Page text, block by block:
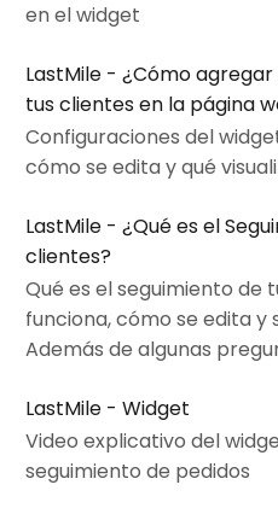
en el widget
LastMile - ¿Cómo
tus clientes en la página
Configuraciones del
cómo se edita y qué
LastMile - ¿Qué es el
clientes?
Qué es el seguimiento de
funciona, cómo se edita y
Además de algunas
LastMile - Widget
Video explicativo del
seguimiento de pedidos